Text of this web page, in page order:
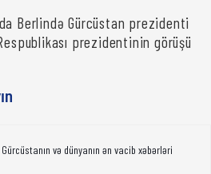
Berlində Gürcüstan prezidenti
prezidentinin görüşü
və dünyanın ən vacib xəbərləri